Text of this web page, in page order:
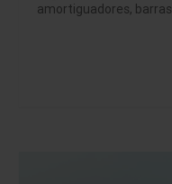
amortiguadores,